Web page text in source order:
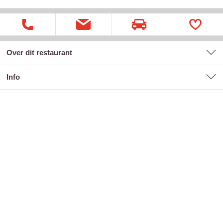
Over dit restaurant
Info